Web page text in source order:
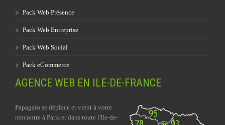
Pack Web Présence
Pack Web Entreprise
Pack Web Social
Pack eCommerce
AGENCE WEB EN ILE-DE-FRANCE
Papagaio se déplace et vient à votre
rencontre à Paris et dans toute l'Ile-de-